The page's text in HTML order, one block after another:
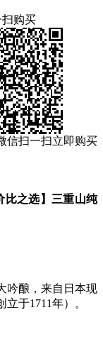
购买
信扫一扫立即购买
比之选】三重山纯
吟酿，来自日本现
于1711年）。